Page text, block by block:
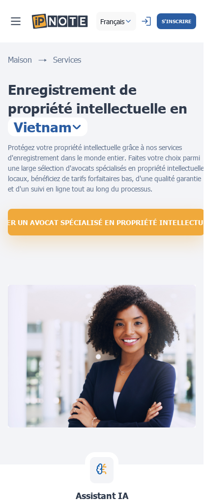
Français S'INSCRIRE
Maison Services
Enregistrement de
propriété intellectuelle en
Vietnam
Protégez votre propriété intellectuelle grâce à nos services
d'enregistrement dans le monde entier. Faites votre choix parmi
une large sélection d'avocats spécialisés en propriété intellectuelle
locaux, bénéficiez de tarifs forfaitaires bas, d'une qualité garantie
et d'un suivi en ligne tout au long du processus.
UN AVOCAT SPÉCIALISÉ EN PROPRIÉTÉ
Assistant IA